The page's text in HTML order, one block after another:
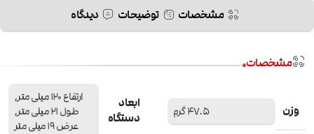
مشخصات توضیحات دیدگاه
مشخصات
وزن 47.5 گرم
ابعاد
دستگاه
ارتفاع 120 میلی متر,
طول 21 میلی متر,
عرض 19 میلی متر